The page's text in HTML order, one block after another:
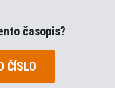
časopis?
ČÍSLO